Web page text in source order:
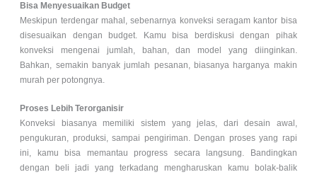
Bisa Menyesuaikan Budget
Meskipun terdengar mahal, sebenarnya konveksi seragam kantor bisa
disesuaikan dengan budget. Kamu bisa berdiskusi dengan pihak
konveksi mengenai jumlah, bahan, dan model yang diinginkan.
Bahkan, semakin banyak jumlah pesanan, biasanya harganya makin
murah per potongnya.
Proses Lebih Terorganisir
Konveksi biasanya memiliki sistem yang jelas, dari desain awal,
pengukuran, produksi, sampai pengiriman. Dengan proses yang rapi
ini, kamu bisa memantau progress secara langsung. Bandingkan
dengan beli jadi yang terkadang mengharuskan kamu bolak-balik